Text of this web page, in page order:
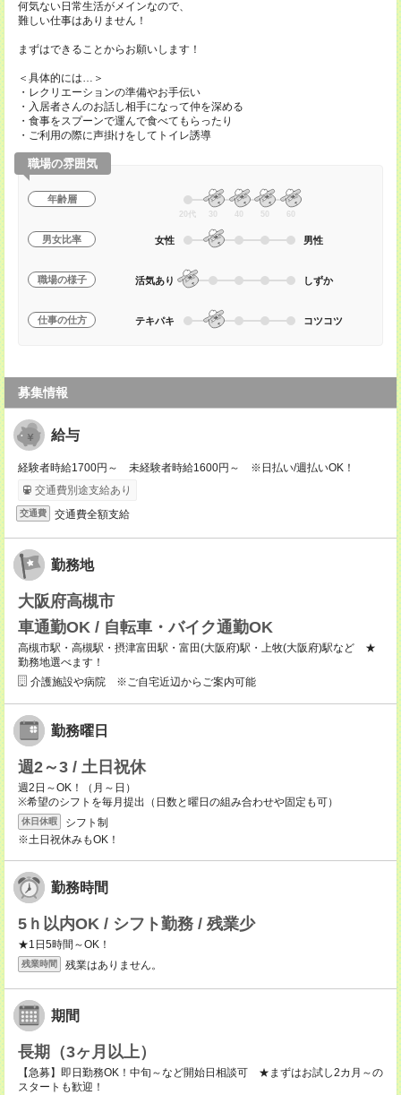
何気ない日常生活がメインなので、
難しい仕事はありません！
まずはできることからお願いします！
＜具体的には…＞
・レクリエーションの準備やお手伝い
・入居者さんのお話し相手になって仲を深める
・食事をスプーンで運んで食べてもらったり
・ご利用の際に声掛けをしてトイレ誘導
職場の雰囲気
年齢層
20代 30 40 50 60
男女比率 女性 男性
職場の様子 活気あり しずか
仕事の仕方 テキパキ コツコツ
募集情報
給与
経験者時給1700円～ 未経験者時給1600円～ ※日払い/週払いOK！
交通費別途支給あり
交通費 交通費全額支給
勤務地
大阪府高槻市
車通勤OK / 自転車・バイク通勤OK
高槻市駅・高槻駅・摂津富田駅・富田(大阪府)駅・上牧(大阪府)駅など ★
勤務地選べます！
介護施設や病院 ※ご自宅近辺からご案内可能
勤務曜日
週2～3 / 土日祝休
週2日～OK！（月～日）
※希望のシフトを毎月提出（日数と曜日の組み合わせや固定も可）
休日休暇
シフト制
※土日祝休みもOK！
勤務時間
5ｈ以内OK / シフト勤務 / 残業少
★1日5時間～OK！
残業時間 残業はありません。
期間
長期（3ヶ月以上）
【急募】即日勤務OK！中旬～など開始日相談可 ★まずはお試し2カ月～の
スタートも歓迎！